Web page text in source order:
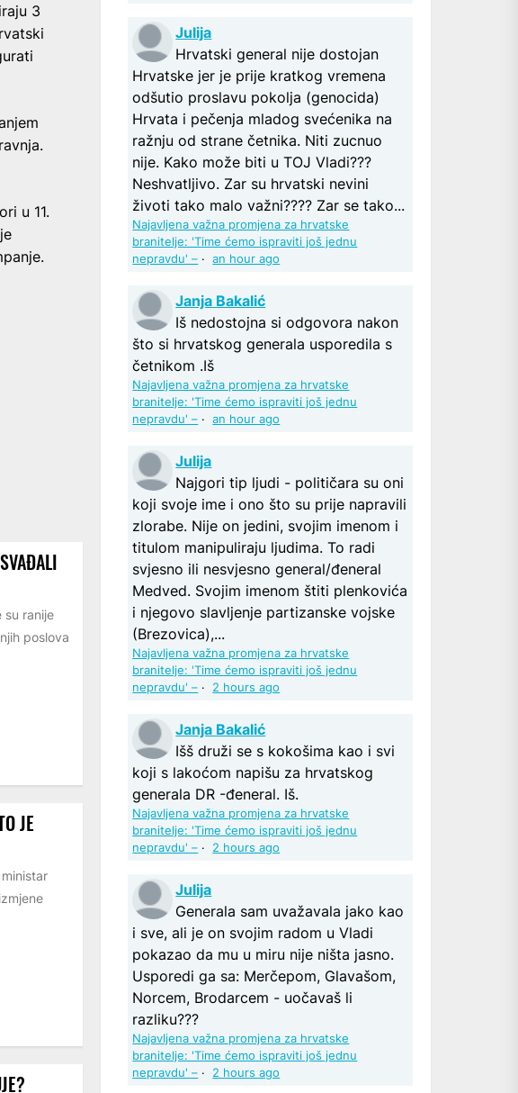
3
u 11.
su ranije
poslova
JE
Julija
Hrvatski general nije dostojan
Hrvatske jer je prije kratkog vremena
odšutio proslavu pokolja (genocida)
Hrvata i pečenja mladog svećenika na
ražnju od strane četnika. Niti zucnuo
nije. Kako može biti u TOJ Vladi???
Neshvatljivo. Zar su hrvatski nevini
životi tako malo važni???? Zar se tako...
Najavljena važna promjena za hrvatske
branitelje: 'Time ćemo ispraviti još jednu
nepravdu' – ·an hour ago
Janja Bakalić
Iš nedostojna si odgovora nakon
što si hrvatskog generala usporedila s
četnikom .Iš
Najavljena važna promjena za hrvatske
branitelje: 'Time ćemo ispraviti još jednu
nepravdu' – ·an hour ago
Julija
Najgori tip ljudi - političara su oni
koji svoje ime i ono što su prije napravili
zlorabe. Nije on jedini, svojim imenom i
titulom manipuliraju ljudima. To radi
svjesno ili nesvjesno general/đeneral
Medved. Svojim imenom štiti plenkovića
i njegovo slavljenje partizanske vojske
(Brezovica),...
Najavljena važna promjena za hrvatske
branitelje: 'Time ćemo ispraviti još jednu
nepravdu' – · 2 hours ago
Janja Bakalić
Išš druži se s kokošima kao i svi
koji s lakoćom napišu za hrvatskog
generala DR -đeneral. Iš.
Najavljena važna promjena za hrvatske
branitelje: 'Time ćemo ispraviti još jednu
nepravdu' – · 2 hours ago
Julija
Generala sam uvažavala jako kao
i sve, ali je on svojim radom u Vladi
pokazao da mu u miru nije ništa jasno.
Usporedi ga sa: Merčepom, Glavašom,
Norcem, Brodarcem - uočavaš li
razliku???
Najavljena važna promjena za hrvatske
branitelje: 'Time ćemo ispraviti još jednu
nepravdu' – · 2 hours ago